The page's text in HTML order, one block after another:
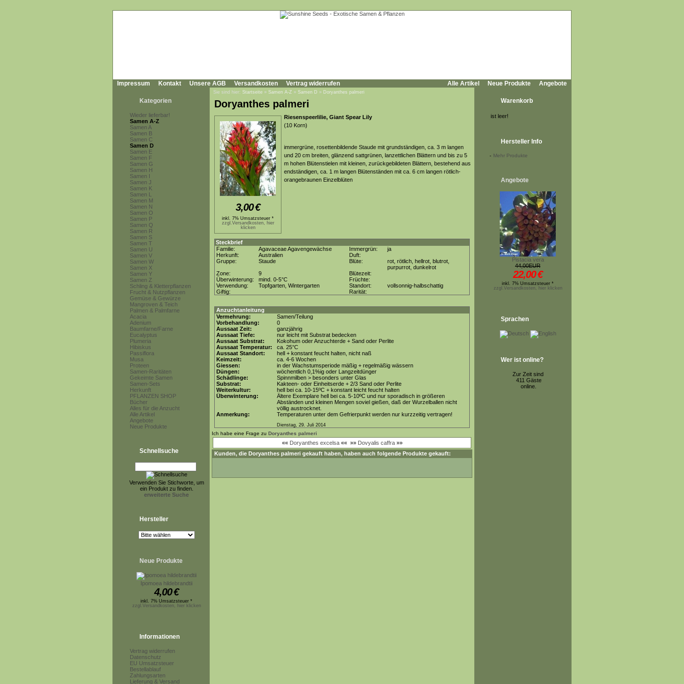
Impressum Kontakt Unsere AGB Versandkosten Vertrag widerrufen Alle Artikel Neue Produkte Angebote
Kategorien
Wieder lieferbar!
Samen A-Z
Samen A
Samen B
Samen C
Samen D
Samen E
Samen F
Samen G
Samen H
Samen I
Samen J
Samen K
Samen L
Samen M
Samen N
Samen O
Samen P
Samen Q
Samen R
Samen S
Samen T
Samen U
Samen V
Samen W
Samen X
Samen Y
Samen Z
Schling & Kletterpflanzen
Frucht & Nutzpflanzen
Gemüse & Gewürze
Mangroven & Teich
Palmen & Palmfarne
Acacia
Adenium
Baumfarne/Farne
Eucalyptus
Plumeria
Hibiskus
Passiflora
Musa
Proteen
Samen-Raritäten
Gekeimte Samen
Samen-Sets
Herkunft
PFLANZEN SHOP
Bücher
Alles für die Anzucht
Alle Artikel
Angebote
Neue Produkte
Schnellsuche
Verwenden Sie Stichworte, um
ein Produkt zu finden.
erweiterte Suche
Hersteller
Neue Produkte
Ipomoea hildebrandtii
4,00€
inkl. 7% Umsatzsteuer *
zzgl.Versandkosten, hier klicken
Informationen
Vertrag widerrufen
Datenschutz
EU Umsatzsteuer
Bestellablauf
Zahlungsarten
Lieferung & Versand
Sie sind hier: Startseite » Samen A-Z » Samen D » Doryanthes palmeri
Doryanthes palmeri
3,00€
inkl. 7% Umsatzsteuer *
zzgl.Versandkosten, hier
klicken
Riesenspeerlilie, Giant Spear Lily
(10 Korn)
immergrüne, rosettenbildende Staude mit grundständigen, ca. 3 m langen
und 20 cm breiten, glänzend sattgrünen, lanzettlichen Blättern und bis zu 5
m hohen Blütenstielen mit kleinen, zurückgebildeten Blättern, bestehend aus
endständigen, ca. 1 m langen Blütenständen mit ca. 6 cm langen rötlich-
orangebraunen Einzelblüten
Steckbrief
Familie:
Agavaceae Agavengewächse Immergrün:
ja
Herkunft:
Australien
Duft:
Gruppe:
Staude Blüte:
rot, rötlich, hellrot, blutrot,
purpurrot, dunkelrot
Zone:
9
Blütezeit:
Überwinterung:
mind. 0-5°C
Früchte:
Verwendung:
Topfgarten, Wintergarten Standort:
vollsonnig-halbschattig
Giftig:
Rarität:
Anzuchtanleitung
Vermehrung:
Samen/Teilung
Vorbehandlung:
0
Aussaat Zeit:
ganzjährig
Aussaat Tiefe:
nur leicht mit Substrat bedecken
Aussaat Substrat:
Kokohum oder Anzuchterde + Sand oder Perlite
Aussaat Temperatur:
ca. 25°C
Aussaat Standort:
hell + konstant feucht halten, nicht naß
Keimzeit:
ca. 4-6 Wochen
Giessen:
in der Wachstumsperiode mäßig + regelmäßig wässern
Düngen:
wöchentlich 0,1%ig oder Langzeitdünger
Schädlinge:
Spinnmilben > besonders unter Glas
Substrat:
Kakteen- oder Einheitserde + 2/3 Sand oder Perlite
Weiterkultur:
hell bei ca. 10-15ºC + konstant leicht feucht halten
Überwinterung:
Ältere Exemplare hell bei ca. 5-10ºC und nur sporadisch in größeren
Abständen und kleinen Mengen soviel gießen, daß der Wurzelballen nicht
völlig austrocknet.
Anmerkung:
Temperaturen unter dem Gefrierpunkt werden nur kurzzeitig vertragen!
Dienstag, 29. Juli 2014
Ich habe eine Frage zu Doryanthes palmeri
«« Doryanthes excelsa«« »» Dovyalis caffra»»
Kunden, die Doryanthes palmeri gekauft haben, haben auch folgende Produkte gekauft:
Warenkorb
ist leer!
Hersteller Info
- Mehr Produkte
Angebote
Pistacia vera
44,00EUR
22,00€
inkl. 7% Umsatzsteuer *
zzgl.Versandkosten, hier klicken
Sprachen
Wer ist online?
Zur Zeit sind
411 Gäste
online.